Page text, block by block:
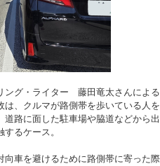
ング・ライター 藤田竜太さんによ
は、クルマが路側帯を歩いている人
道路に面した駐車場や脇道などから
るケース。
向車を避けるために路側帯に寄った